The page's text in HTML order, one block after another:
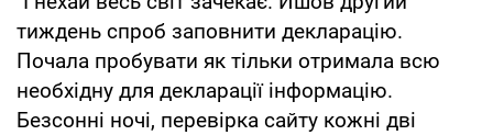
тиждень спроб заповнити декларацію.
Почала пробувати як тільки отримала всю
необхідну для декларації інформацію.
Безсонні ночі, перевірка сайту кожні дві